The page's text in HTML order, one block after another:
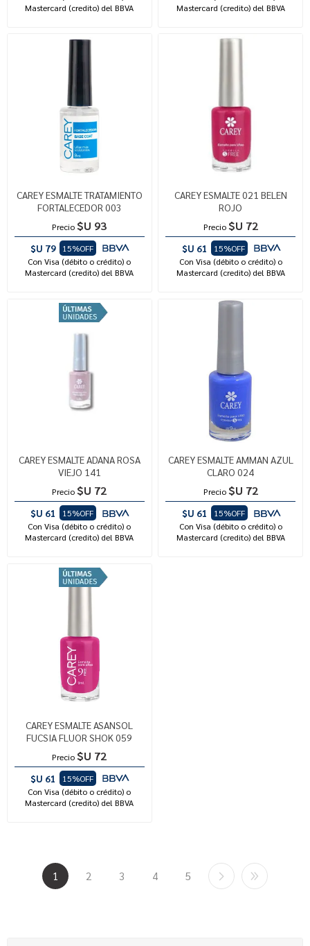
Mastercard (credito) del BBVA
Mastercard (credito) del BBVA
CAREY ESMALTE TRATAMIENTO
FORTALECEDOR 003
Precio $U 93
$U 79
15%OFF
Con Visa (débito o crédito) o
Mastercard (credito) del BBVA
CAREY ESMALTE 021 BELEN
ROJO
Precio $U 72
$U 61
15%OFF
Con Visa (débito o crédito) o
Mastercard (credito) del BBVA
CAREY ESMALTE ADANA ROSA
VIEJO 141
Precio $U 72
$U 61
15%OFF
Con Visa (débito o crédito) o
Mastercard (credito) del BBVA
CAREY ESMALTE AMMAN AZUL
CLARO 024
Precio $U 72
$U 61
15%OFF
Con Visa (débito o crédito) o
Mastercard (credito) del BBVA
CAREY ESMALTE ASANSOL
FUCSIA FLUOR SHOK 059
Precio $U 72
$U 61
15%OFF
Con Visa (débito o crédito) o
Mastercard (credito) del BBVA
1 2 3 4 5